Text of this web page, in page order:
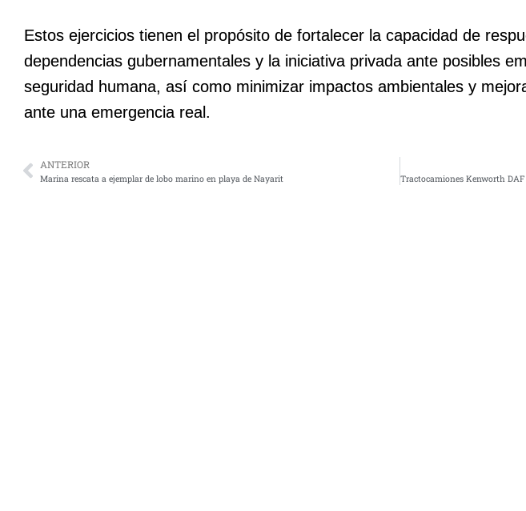
Estos ejercicios tienen el propósito de fortalecer la capacidad de
dependencias gubernamentales y la iniciativa privada ante posibles
seguridad humana, así como minimizar impactos ambientales y
ante una emergencia real.
ANTERIOR
Marina rescata a ejemplar de lobo marino en playa de Nayarit